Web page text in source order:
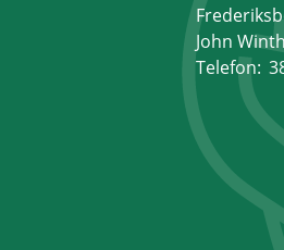
John
Telefon: